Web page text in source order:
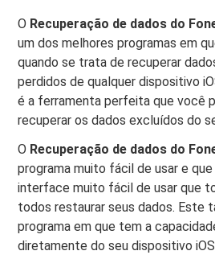
O Recuperação de dados do
um dos melhores programas em
quando se trata de recuperar
perdidos de qualquer dispositivo
é a ferramenta perfeita que você
recuperar os dados excluídos do
O Recuperação de dados do
programa muito fácil de usar e
interface muito fácil de usar que
todos restaurar seus dados. Este
programa em que tem a
diretamente do seu dispositivo